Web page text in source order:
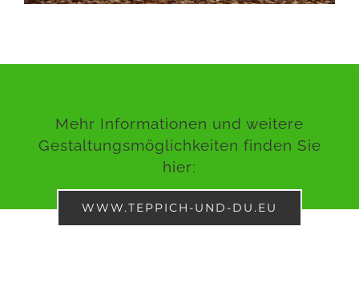
Mehr Informationen und weitere
Gestaltungsmöglichkeiten finden Sie
hier:
WWW.TEPPICH-UND-DU.EU